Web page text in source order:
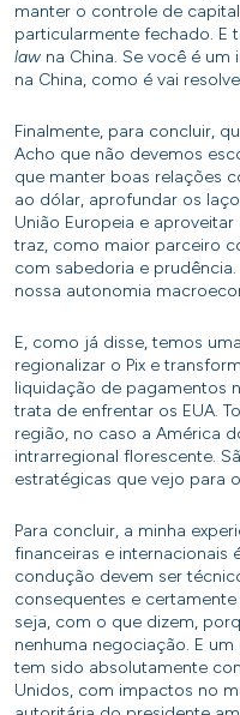
manter o controle de
particularmente fechado. E
law na China. Se você é
na China, como é vai
Finalmente, para concluir,
Acho que não devemos
que manter boas relações
ao dólar, aprofundar os
União Europeia e
traz, como maior parceiro
com sabedoria e
nossa autonomia
E, como já disse, temos
regionalizar o Pix e
liquidação de pagamentos
trata de enfrentar os EUA.
região, no caso a América
intrarregional florescente.
estratégicas que vejo para
Para concluir, a minha
financeiras e internacionais
condução devem ser
consequentes e
seja, com o que dizem,
nenhuma negociação. E
tem sido absolutamente
Unidos, com impactos no